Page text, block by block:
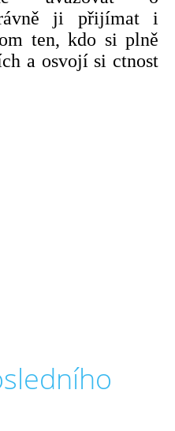
ji přijímat i
ten, kdo si plně
a osvojí si ctnost